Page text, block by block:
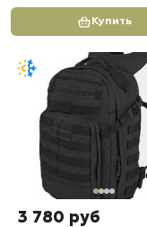
Купить
3 780 руб